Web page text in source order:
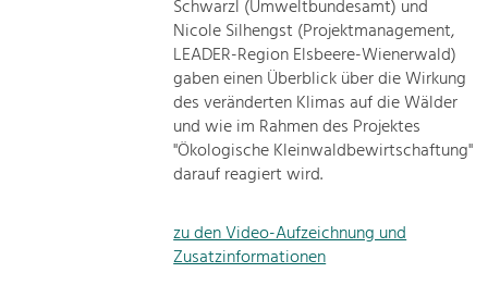
Schwarzl (Umweltbundesamt) und
Nicole Silhengst (Projektmanagement,
LEADER-Region Elsbeere-Wienerwald)
gaben einen Überblick über die Wirkung
des veränderten Klimas auf die Wälder
und wie im Rahmen des Projektes
"Ökologische Kleinwaldbewirtschaftung"
darauf reagiert wird.
zu den Video-Aufzeichnung und
Zusatzinformationen